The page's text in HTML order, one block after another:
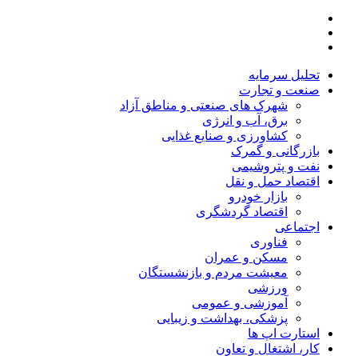
تحلیل‌ سرمایه
صنعت و تجارت
شهرک های صنعتی و مناطق آزاد
برق، آب و انرژی
کشاورزی و صنایع غذایی
بازرگانی و گمرک
نفت و پتروشیمی
اقتصاد حمل و نقل
بازار خودرو
اقتصاد گردشگری
اجتماعی
فناوری
مسکن و عمران
معیشت مردم و بازنشستگان
ورزشی
آموزشی و عمومی
پزشکی، بهداشت و زیبایی
استارت اپ ها
کار، اشتغال و تعاون